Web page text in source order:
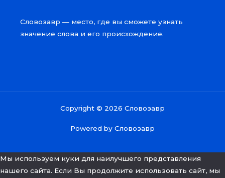
Словозавр — место, где вы сможете узнать
значение слова и его происхождение.
Copyright © 2026 Словозавр
Powered by Словозавр
Мы используем куки для наилучшего представления
нашего сайта. Если Вы продолжите использовать сайт, мы